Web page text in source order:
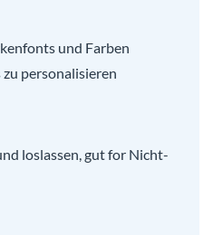
und Farben
zu personalisieren
loslassen, gut for Nicht-